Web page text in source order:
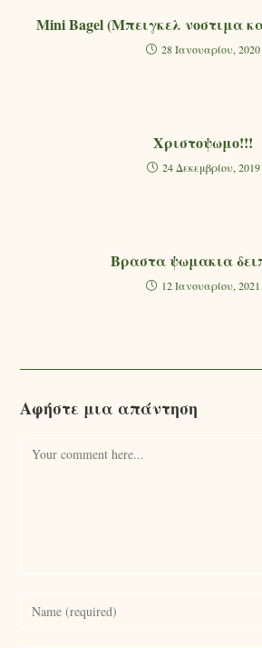
Mini Bagel (Μπειγκελ νοστιμα
28 Ιανουαρίου, 2020
Χριστοψωμο!!!
24 Δεκεμβρίου, 2019
Βραστα ψωμακια
12 Ιανουαρίου, 2021
Αφήστε μια απάντηση